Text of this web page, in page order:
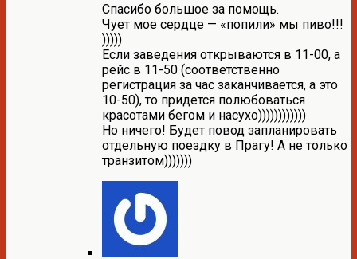
Спасибо большое за помощь.
Чует мое сердце — «попили» мы пиво!!!
)))))
Если заведения открываются в 11-00, а
рейс в 11-50 (соответственно
регистрация за час заканчивается, а это
10-50), то придется полюбоваться
красотами бегом и насухо))))))))))))
Но ничего! Будет повод запланировать
отдельную поездку в Прагу! А не только
транзитом)))))))